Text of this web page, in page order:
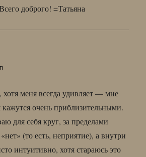
доброго! =Татьяна
меня всегда удивляет — мне
очень приблизительными.
для себя круг, за пределами
(то есть, неприятие), а внутри
интуитивно, хотя стараюсь это